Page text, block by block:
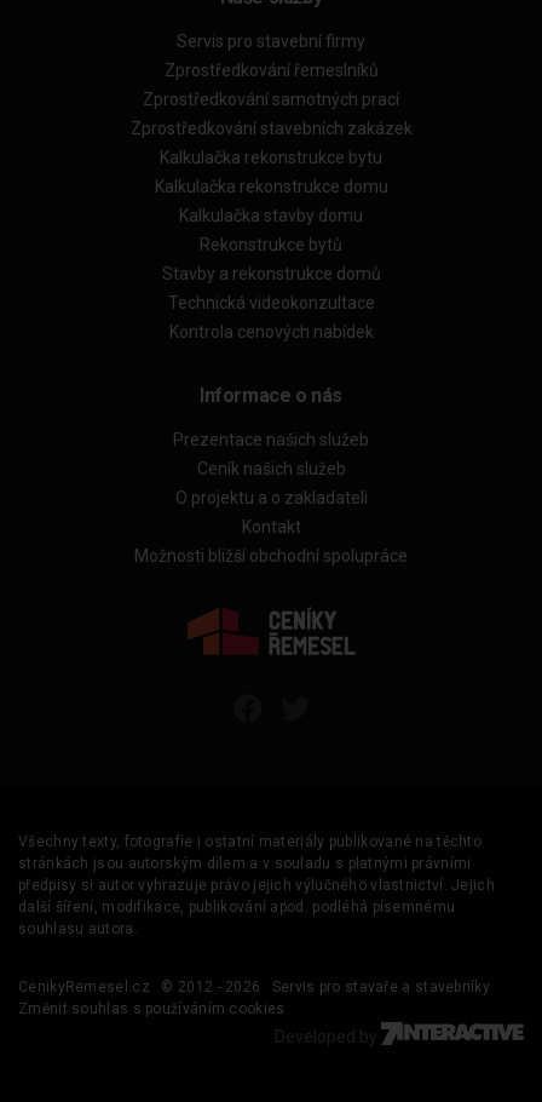
Servis pro stavební firmy
Zprostředkování řemeslníků
Zprostředkování samotných prací
Zprostředkování stavebních zakázek
Kalkulačka rekonstrukce bytu
Kalkulačka rekonstrukce domu
Kalkulačka stavby domu
Rekonstrukce bytů
Stavby a rekonstrukce domů
Technická videokonzultace
Kontrola cenových nabídek
Informace o nás
Prezentace našich služeb
Ceník našich služeb
O projektu a o zakladateli
Kontakt
Možnosti bližší obchodní spolupráce
Všechny texty, fotografie i ostatní materiály publikované na těchto
stránkách jsou autorským dílem a v souladu s platnými právními
předpisy si autor vyhrazuje právo jejich výlučného vlastnictví. Jejich
další šíření, modifikace, publikování apod. podléhá písemnému
souhlasu autora.
CenikyRemesel.cz © 2012 - 2026
Servis pro stavaře a stavebníky
Změnit souhlas s používáním cookies
Developed by